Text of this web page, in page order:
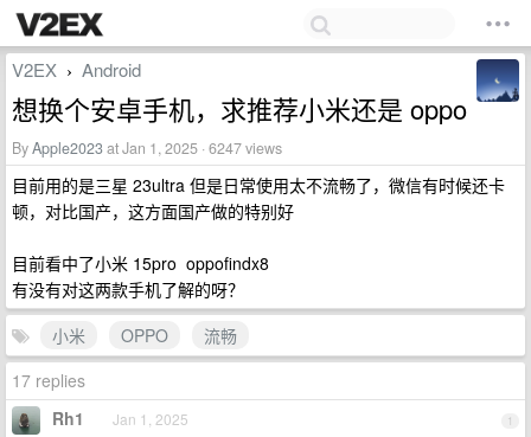
V2EX › Android
想换个安卓手机，求推荐小米还是 oppo
ByApple2023at Jan 1, 2025 · 6247 views
目前用的是三星 23ultra 但是日常使用太不流畅了，微信有时候还卡
顿，对比国产，这方面国产做的特别好
目前看中了小米 15pro oppofindx8
有没有对这两款手机了解的呀？
小米
OPPO
流畅
17 replies
1
Rh1 Jan 1, 2025